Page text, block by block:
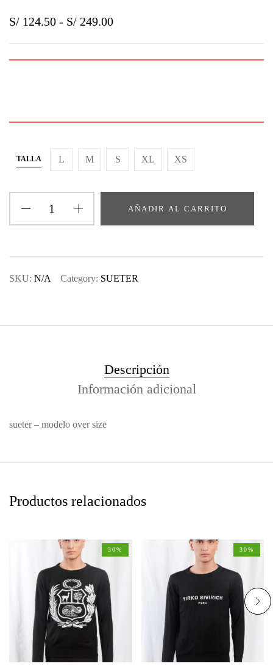
S/ 124.50 - S/ 249.00
TALLA L M S XL XS
AÑADIR AL CARRITO
SKU: N/A Category: SUETER
Descripción
Información adicional
sueter – modelo over size
Productos relacionados
30% 30%